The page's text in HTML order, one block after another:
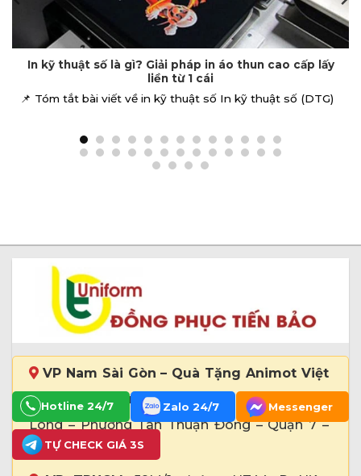
In DTF là gì? Tại sao in Pet chuyển nhiệt trở thành xu
hướng in đồng phục 2026?
📌 Tóm tắt bài viết In Pet In DTF (Direct to Film), hay còn
VP Nam Sài Gòn – Quà Tặng Animot Việt
Nam: 246 đường số 8 – Khu Dân Cư Nam
Long – Phường Tân Thuận Đông – Quận 7 –
Tp. HCM
Hotline 24/7 Zalo 24/7 Messenger
TỰ CHECK GIÁ 3S